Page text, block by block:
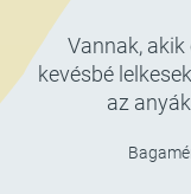
Vannak,
kevésbé
az